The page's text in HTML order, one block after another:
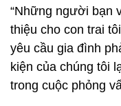
“Những người bạn
thiệu cho con trai
yêu cầu gia đình
kiện của chúng tôi
trong cuộc phỏng